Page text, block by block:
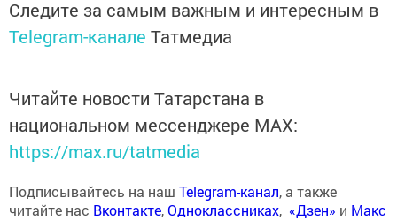
Следите за самым важным и интересным в
Telegram-канале Татмедиа
Читайте новости Татарстана в
национальном мессенджере MАХ:
https://max.ru/tatmedia
Подписывайтесь на наш Telegram-канал, а также
читайте нас Вконтакте,Одноклассниках, «Дзен» и Макс